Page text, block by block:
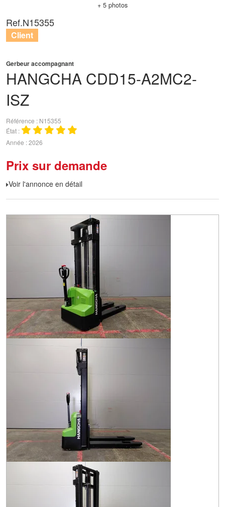
+ 5 photos
HANGCHA CDD15-A2MC2-
ISZ
Gerbeur accompagnant
Référence
N15355
État
Année 2026
Prix sur demande
Voir l'annonce en détail
Ref.N15355
Client